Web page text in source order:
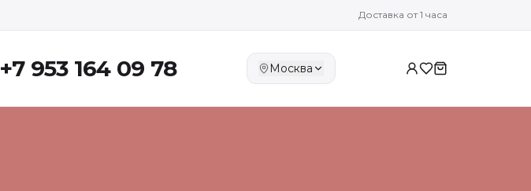
Доставка от 1 часа
+7 953 164 09 78 Москва